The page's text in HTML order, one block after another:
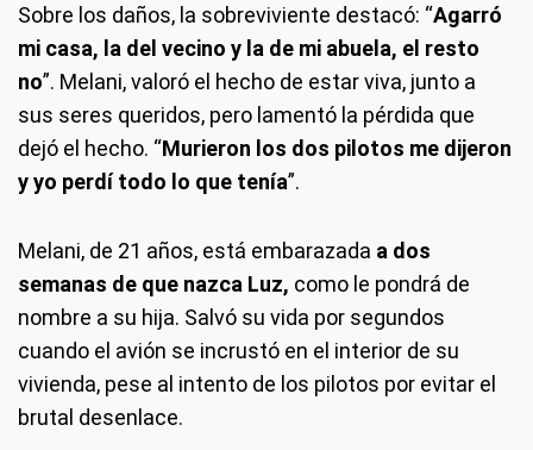
Sobre los daños, la sobreviviente destacó: “Agarró
mi casa, la del vecino y la de mi abuela, el resto
no”. Melani, valoró el hecho de estar viva, junto a
sus seres queridos, pero lamentó la pérdida que
dejó el hecho. “Murieron los dos pilotos me dijeron
y yo perdí todo lo que tenía”.
Melani, de 21 años, está embarazada a dos
semanas de que nazca Luz, como le pondrá de
nombre a su hija. Salvó su vida por segundos
cuando el avión se incrustó en el interior de su
vivienda, pese al intento de los pilotos por evitar el
brutal desenlace.